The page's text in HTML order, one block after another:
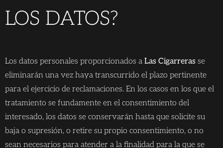
LOS DATOS?
Los datos personales proporcionados a Las Cigarreras se
eliminarán una vez haya transcurrido el plazo pertinente
para el ejercicio de reclamaciones. En los casos en los que el
tratamiento se fundamente en el consentimiento del
interesado, los datos se conservarán hasta que solicite su
baja o supresión, o retire su propio consentimiento, o no
sean necesarios para atender a la finalidad para la que se